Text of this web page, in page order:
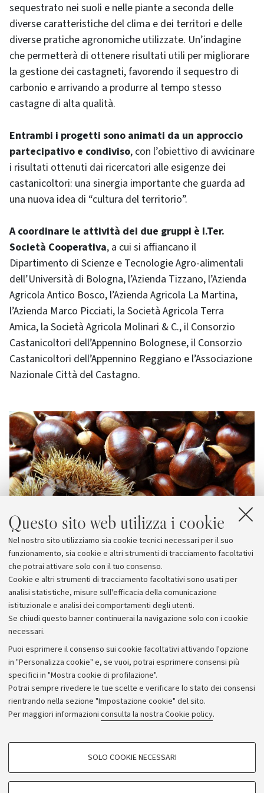
Questo sito web utilizza i cookie
Nel nostro sito utilizziamo sia cookie tecnici necessari per il suo
funzionamento, sia cookie e altri strumenti di tracciamento facoltativi
che potrai attivare solo con il tuo consenso.
Cookie e altri strumenti di tracciamento facoltativi sono usati per
analisi statistiche, misure sull'efficacia della comunicazione
istituzionale e analisi dei comportamenti degli utenti.
Se chiudi questo banner continuerai la navigazione solo con i cookie
necessari.
Puoi esprimere il consenso sui cookie facoltativi attivando l'opzione
in "Personalizza cookie" e, se vuoi, potrai esprimere consensi più
specifici in "Mostra cookie di profilazione".
Potrai sempre rivedere le tue scelte e verificare lo stato dei consensi
rientrando nella sezione "Impostazione cookie" del sito.
Per maggiori informazioni consulta la nostra Cookie policy.
COOKIE DI PROFILAZIONE - FACOLTATIVI
SOLO COOKIE NECESSARI
sequestrato nei suoli e nelle piante a seconda delle
diverse caratteristiche del clima e dei territori e delle
diverse pratiche agronomiche utilizzate. Un’indagine
che permetterà di ottenere risultati utili per migliorare
la gestione dei castagneti, favorendo il sequestro di
carbonio e arrivando a produrre al tempo stesso
castagne di alta qualità.
Entrambi i progetti sono animati da un approccio
partecipativo e condiviso, con l’obiettivo di avvicinare
i risultati ottenuti dai ricercatori alle esigenze dei
castanicoltori: una sinergia importante che guarda ad
una nuova idea di “cultura del territorio”.
A coordinare le attività dei due gruppi è I.Ter.
Società Cooperativa, a cui si affiancano il
Dipartimento di Scienze e Tecnologie Agro-alimentali
dell’Università di Bologna, l’Azienda Tizzano, l’Azienda
Agricola Antico Bosco, l’Azienda Agricola La Martina,
l’Azienda Marco Picciati, la Società Agricola Terra
Amica, la Società Agricola Molinari & C., il Consorzio
Castanicoltori dell’Appennino Bolognese, il Consorzio
Castanicoltori dell’Appennino Reggiano e l’Associazione
Nazionale Città del Castagno.
Archivio
Comunicati stampa
Redazione
Rassegna stampa